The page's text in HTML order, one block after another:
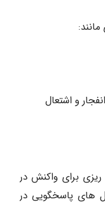
و اشتعال
ریزی برای واکنش در
های پاسخگویی در